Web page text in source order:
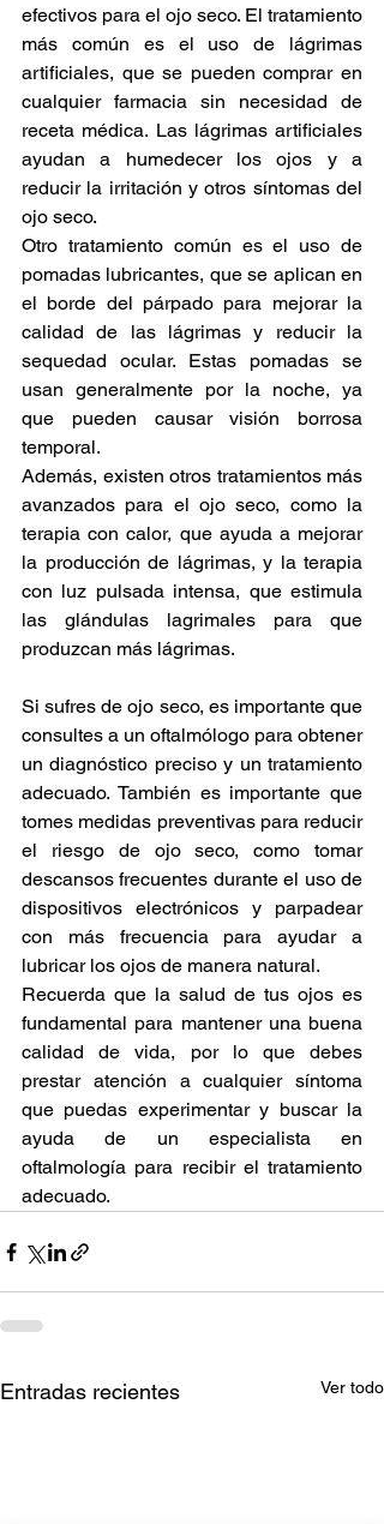
efectivos para el ojo seco. El tratamiento
más común es el uso de lágrimas
artificiales, que se pueden comprar en
cualquier farmacia sin necesidad de
receta médica. Las lágrimas artificiales
ayudan a humedecer los ojos y a
reducir la irritación y otros síntomas del
ojo seco.
Otro tratamiento común es el uso de
pomadas lubricantes, que se aplican en
el borde del párpado para mejorar la
calidad de las lágrimas y reducir la
sequedad ocular. Estas pomadas se
usan generalmente por la noche, ya
que pueden causar visión borrosa
temporal.
Además, existen otros tratamientos más
avanzados para el ojo seco, como la
terapia con calor, que ayuda a mejorar
la producción de lágrimas, y la terapia
con luz pulsada intensa, que estimula
las glándulas lagrimales para que
produzcan más lágrimas.
Si sufres de ojo seco, es importante que
consultes a un oftalmólogo para obtener
un diagnóstico preciso y un tratamiento
adecuado. También es importante que
tomes medidas preventivas para reducir
el riesgo de ojo seco, como tomar
descansos frecuentes durante el uso de
dispositivos electrónicos y parpadear
con más frecuencia para ayudar a
lubricar los ojos de manera natural.
Recuerda que la salud de tus ojos es
fundamental para mantener una buena
calidad de vida, por lo que debes
prestar atención a cualquier síntoma
que puedas experimentar y buscar la
ayuda de un especialista en
oftalmología para recibir el tratamiento
adecuado.
Entradas recientes Ver todo